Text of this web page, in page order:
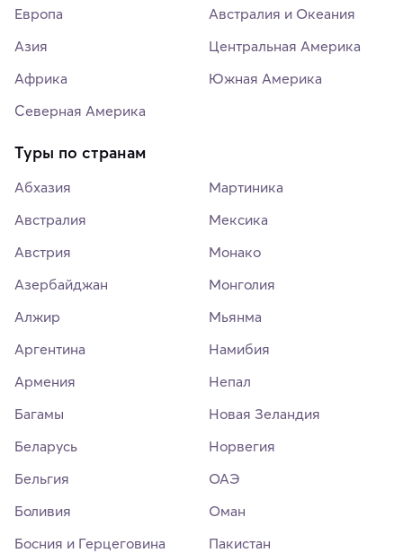
Европа
Азия
Африка
Северная Америка
Австралия и Океания
Центральная Америка
Южная Америка
Туры по странам
Абхазия
Австралия
Австрия
Азербайджан
Алжир
Аргентина
Армения
Багамы
Беларусь
Бельгия
Боливия
Босния и Герцеговина
Мартиника
Мексика
Монако
Монголия
Мьянма
Намибия
Непал
Новая Зеландия
Норвегия
ОАЭ
Оман
Пакистан